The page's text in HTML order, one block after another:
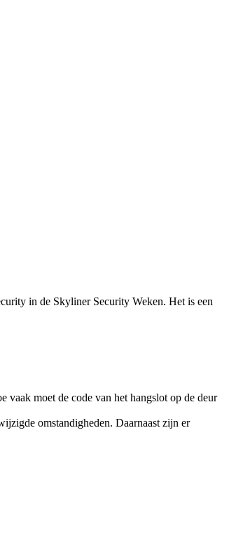
in de Skyliner Security Weken. Het is een
vaak moet de code van het hangslot op de deur
omstandigheden. Daarnaast zijn er